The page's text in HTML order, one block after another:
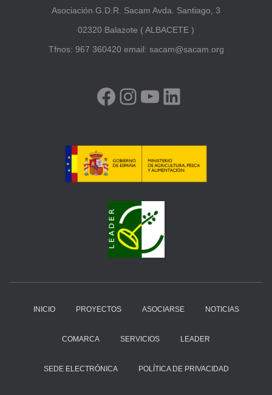
Asociación G.D.R. Sacam Avda. Santiago, 3
02320 Balazote ( ALBACETE )
Tfnos: 967 360420 email: sacam@sacam.org
FACEBOOK INSTAGRAM YOUTUBE
INICIO PROYECTOS ASOCIARSE NOTICIAS
COMARCA SERVICIOS LEADER
SEDE ELECTRÓNICA POLÍTICA DE PRIVACIDAD